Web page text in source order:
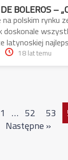
BOLEROS –
na polskim rynku
doskonale
latynoskiej
18 lat temu
1 … 52 53
Następne »